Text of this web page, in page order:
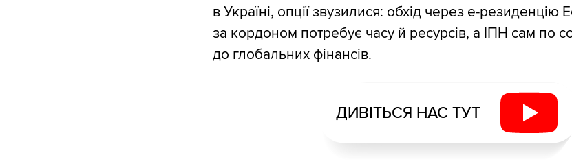
в Україні, опції звузилися: обхід через е-резиденцію
за кордоном потребує часу й ресурсів, а ІПН сам по
до глобальних фінансів.
ДИВІТЬСЯ НАС ТУТ